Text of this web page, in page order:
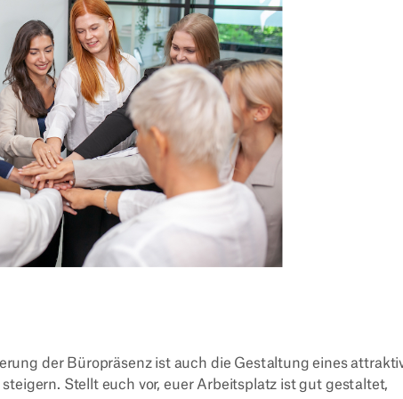
der Büropräsenz ist auch die Gestaltung eines
Stellt euch vor, euer Arbeitsplatz ist gut gestaltet,